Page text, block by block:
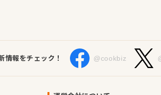
情報をチェック！ @cookbiz